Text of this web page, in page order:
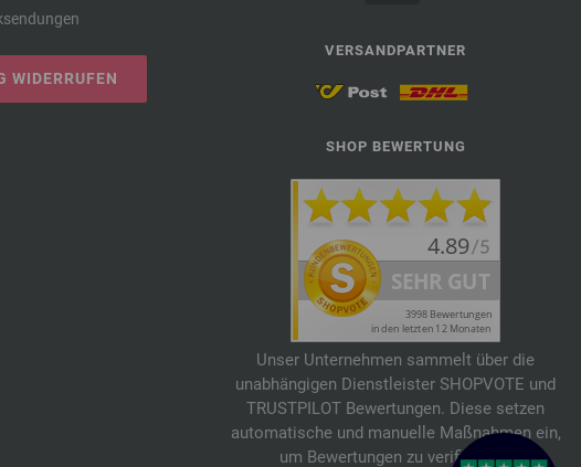
WIDERRUFEN
VERSANDPARTNER
SHOP BEWERTUNG
Unser Unternehmen sammelt über die
unabhängigen Dienstleister SHOPVOTE und
TRUSTPILOT Bewertungen. Diese setzen
automatische und manuelle Maßnahmen ein,
um Bewertungen zu verifizieren.